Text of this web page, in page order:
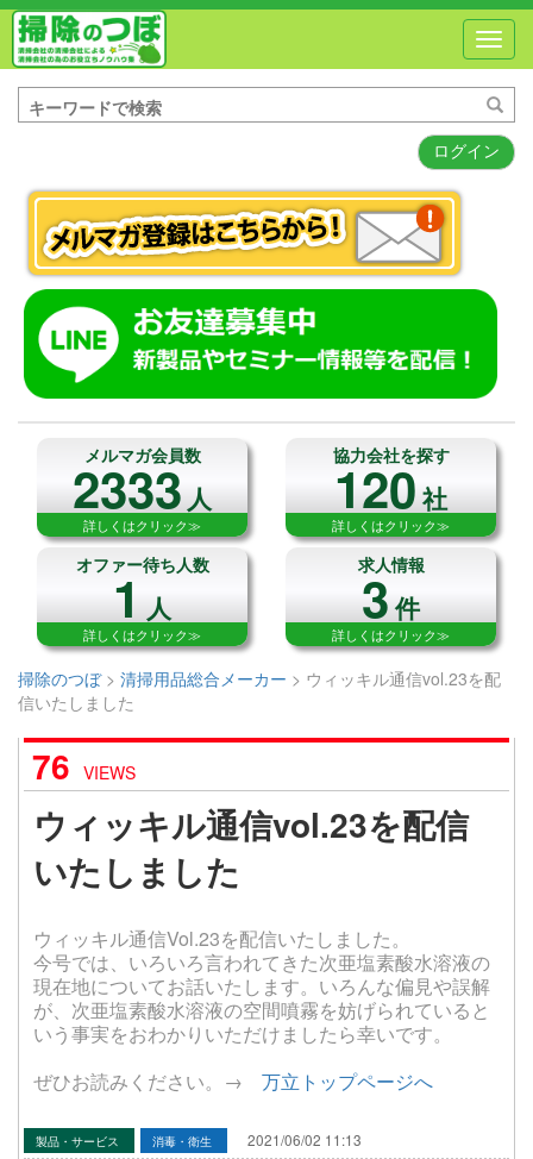
ログイン
メルマガ会員数
2333人
詳しくはクリック≫
協力会社を探す
120社
詳しくはクリック≫
オファー待ち人数
1人
詳しくはクリック≫
求人情報
3件
詳しくはクリック≫
掃除のつぼ> 清掃用品総合メーカー > ウィッキル通信vol.23を配
信いたしました
76 VIEWS
ウィッキル通信vol.23を配信
いたしました
ウィッキル通信Vol.23を配信いたしました。
今号では、いろいろ言われてきた次亜塩素酸水溶液の
現在地についてお話いたします。いろんな偏見や誤解
が、次亜塩素酸水溶液の空間噴霧を妨げられていると
いう事実をおわかりいただけましたら幸いです。
ぜひお読みください。→ 万立トップページへ
製品・サービス 消毒・衛生 2021/06/02 11:13